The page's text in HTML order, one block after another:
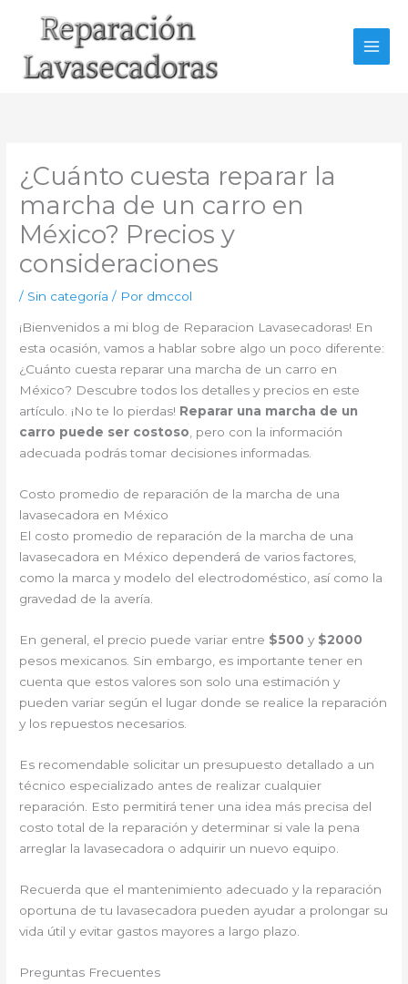
¿Cuánto cuesta reparar la
marcha de un carro en
México? Precios y
consideraciones
/ Sin categoría / Por dmccol
¡Bienvenidos a mi blog de Reparacion Lavasecadoras! En
esta ocasión, vamos a hablar sobre algo un poco diferente:
¿Cuánto cuesta reparar una marcha de un carro en
México? Descubre todos los detalles y precios en este
artículo. ¡No te lo pierdas! Reparar una marcha de un
carro puede ser costoso, pero con la información
adecuada podrás tomar decisiones informadas.
Costo promedio de reparación de la marcha de una
lavasecadora en México
El costo promedio de reparación de la marcha de una
lavasecadora en México dependerá de varios factores,
como la marca y modelo del electrodoméstico, así como la
gravedad de la avería.
En general, el precio puede variar entre $500 y $2000
pesos mexicanos. Sin embargo, es importante tener en
cuenta que estos valores son solo una estimación y
pueden variar según el lugar donde se realice la reparación
y los repuestos necesarios.
Es recomendable solicitar un presupuesto detallado a un
técnico especializado antes de realizar cualquier
reparación. Esto permitirá tener una idea más precisa del
costo total de la reparación y determinar si vale la pena
arreglar la lavasecadora o adquirir un nuevo equipo.
Recuerda que el mantenimiento adecuado y la reparación
oportuna de tu lavasecadora pueden ayudar a prolongar su
vida útil y evitar gastos mayores a largo plazo.
Preguntas Frecuentes